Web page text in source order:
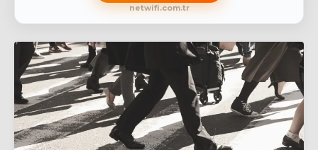
netwifi.com.tr